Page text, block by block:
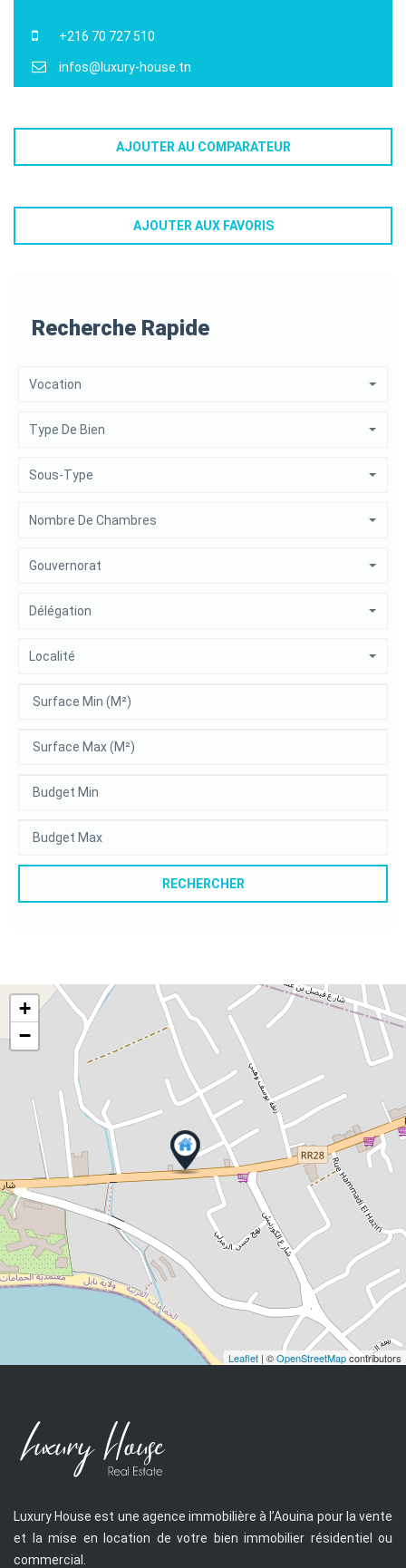
+216 70 727 510
infos@luxury-house.tn
AJOUTER AU COMPARATEUR
AJOUTER AUX FAVORIS
Recherche Rapide
Vocation
Type De Bien
Sous-Type
Nombre De Chambres
Gouvernorat
Délégation
Localité
RECHERCHER
+
−
Leaflet | ©OpenStreetMapcontributors
Luxury House est une agence immobilière à l’Aouina pour la vente
et la mise en location de votre bien immobilier résidentiel ou
commercial.